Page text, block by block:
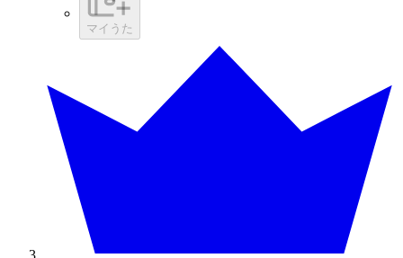
マイうた